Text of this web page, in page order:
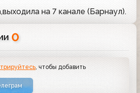
на 7 канале (Барнаул).
0
, чтобы добавить